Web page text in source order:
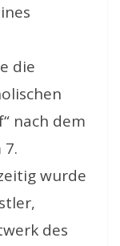
die
nach dem
wurde
des